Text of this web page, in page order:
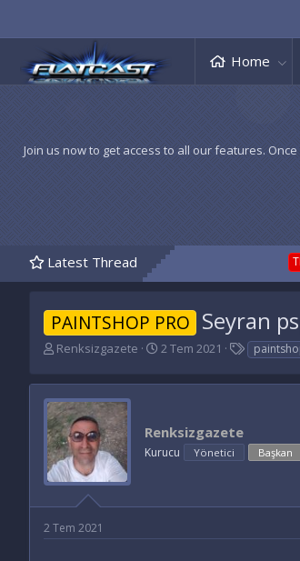
Home
Join us now to get access to all our features.
Latest Thread VERA
PAINTSHOP PRO Seyran
K
n
u
y
u
B
a
ş
a
t
a
Renksizgazete
B
ş
n
a
i
2 Tem 2021
E
t
i
l
e
Renksizgazete
Kurucu Yönetici Başkan
2 Tem 2021